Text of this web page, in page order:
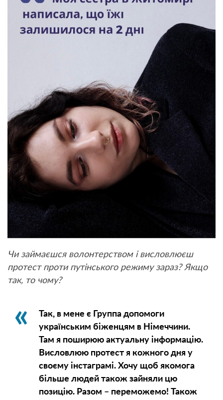
Чи займаєшся волонтерством і висловлюєш
протест проти путінського режиму зараз? Якщо
так, то чому?
Так, в мене є Группа допомоги
українським біженцям в Німеччини.
Там я поширюю актуальну інформацію.
Висловлюю протест я кожного дня у
своєму інстаграмі. Хочу щоб якомога
більше людей також зайняли цю
позицію. Разом – переможемо! Також